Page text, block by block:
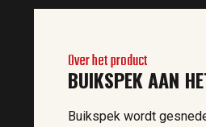
Over het product
BUIKSPEK AAN
Buikspek wordt